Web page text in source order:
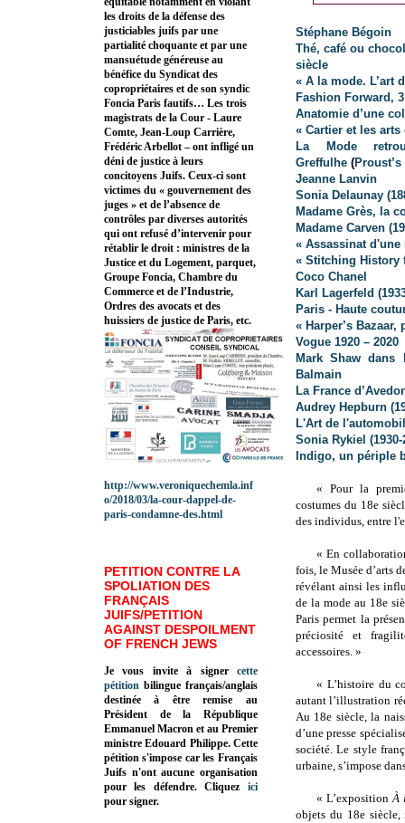
Stéphane Bégoin
Thé, café ou
siècle
« A la mode. L’art
Fashion Forward,
Anatomie d’une
« Cartier et les
La Mode
Greffulhe (
Jeanne Lanvin
Sonia Delaunay
Madame Grès, la
Madame Carven
« Assassinat
« Stitching History
Coco Chanel
Karl Lagerfeld
Paris - Haute
« Harper’s
Vogue 1920 – 2020
Mark Shaw dans
Balmain
La France
Audrey Hepburn
L'Art de
Sonia Rykiel (1930-
Indigo, un périple
« Pour la
costumes du 18e
des individus, entre
« En
fois, le Musée d’arts
révélant ainsi les
de la mode au 18e
Paris permet la
préciosité et
accessoires. »
« L’histoire du
autant l’illustration
Au 18e siècle, la
d’une presse
société. Le style
urbaine, s’impose
« L’expositionÀ
objets du 18e siècle,
les droits de la défense des
justiciables juifs par une
partialité choquante et par une
mansuétude généreuse au
bénéfice du Syndicat des
copropriétaires et de son syndic
Foncia Paris fautifs… Les trois
magistrats de la Cour - Laure
Comte, Jean-Loup Carrière,
Frédéric Arbellot – ont infligé un
déni de justice à leurs
concitoyens Juifs. Ceux-ci sont
victimes du « gouvernement des
juges » et de l’absence de
contrôles par diverses autorités
qui ont refusé d’intervenir pour
rétablir le droit : ministres de la
Justice et du Logement, parquet,
Groupe Foncia, Chambre du
Commerce et de l’Industrie,
Ordres des avocats et des
huissiers de justice de Paris, etc.
http://www.veroniquechemla.inf
o/2018/03/la-cour-dappel-de-
paris-condamne-des.html
PETITION CONTRE LA
SPOLIATION DES
FRANÇAIS
JUIFS/PETITION
AGAINST DESPOILMENT
OF FRENCH JEWS
Je vous invite à signer cette
pétition bilingue français/anglais
destinée à être remise au
Président de la République
Emmanuel Macron et au Premier
ministre Edouard Philippe. Cette
pétition s'impose car les Français
Juifs n'ont aucune organisation
pour les défendre. Cliquez
ici
pour signer.